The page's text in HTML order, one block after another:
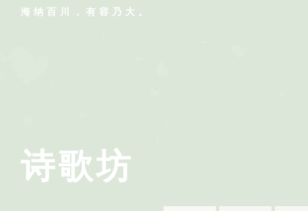
诗歌坊
海纳百川，有容乃大。